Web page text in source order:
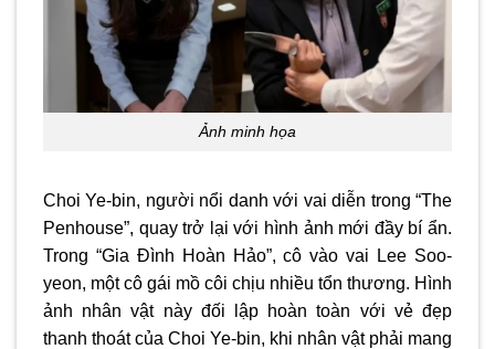
Ảnh minh họa
Choi Ye-bin, người nổi danh với vai diễn trong “The
Penhouse”, quay trở lại với hình ảnh mới đầy bí ẩn.
Trong “Gia Đình Hoàn Hảo”, cô vào vai Lee Soo-
yeon, một cô gái mồ côi chịu nhiều tổn thương. Hình
ảnh nhân vật này đối lập hoàn toàn với vẻ đẹp
thanh thoát của Choi Ye-bin, khi nhân vật phải mang